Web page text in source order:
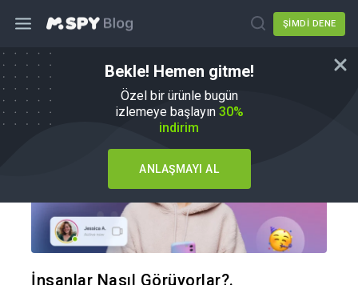
ŞIMDI DENE
Bekle! Hemen gitme!
Özel bir ürünle bugün
izlemeye başlayın 30%
indirim
ANLAŞMAYI AL
Nasıl Yapılır
İnsanlar Nasıl Görüyorlar?.